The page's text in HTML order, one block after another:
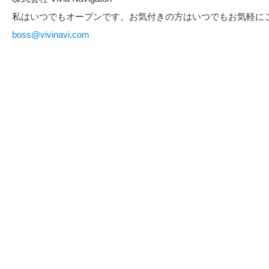
私はいつでもオープンです。お気付きの方はいつでもお気軽に
boss@vivinavi.com